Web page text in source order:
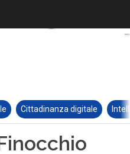
Cittadinanza digitale